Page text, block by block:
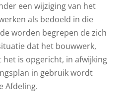
een wijziging van het
als bedoeld in die
worden begrepen de zich
dat het bouwwerk,
is opgericht, in afwijking
in gebruik wordt
Afdeling.